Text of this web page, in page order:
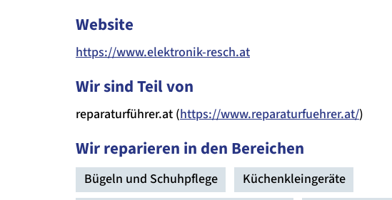
Website
https://www.elektronik-resch.at
Wir sind Teil von
reparaturführer.at (https://www.reparaturfuehrer.at/)
Wir reparieren in den Bereichen
Bügeln und Schuhpflege
Küchenkleingeräte